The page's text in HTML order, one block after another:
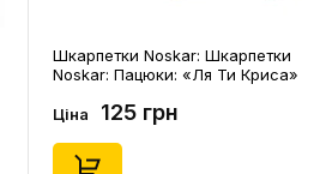
Шкарпетки Noskar: Шкарпетки
Noskar: Пацюки: «Ля Ти Криса»
Ціна 125 грн